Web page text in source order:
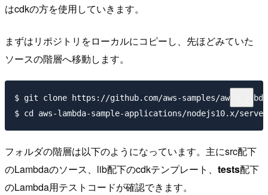
はcdkの方を使用していきます。
まずはリポジトリをローカルにコピーし、先ほどみていた
ソースの階層へ移動します。
$ git clone https://github.com/aws-samples/aws-
フォルダの階層は以下のようになっています。主にsrc配下
のLambdaのソース、lib配下のcdkテンプレート、 tests配下
のLambda用テストコードが確認できます。